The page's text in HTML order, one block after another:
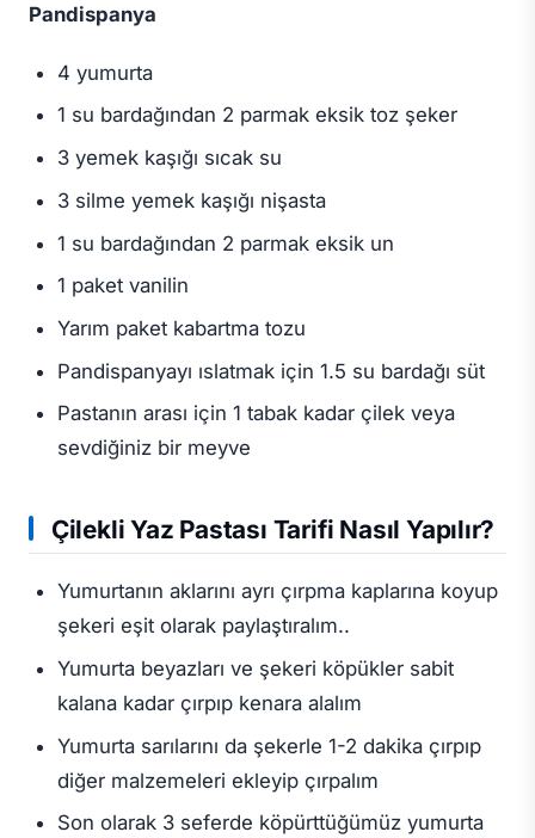
Pandispanya
4 yumurta
1 su bardağından 2 parmak eksik toz şeker
3 yemek kaşığı sıcak su
3 silme yemek kaşığı nişasta
1 su bardağından 2 parmak eksik un
1 paket vanilin
Yarım paket kabartma tozu
Pandispanyayı ıslatmak için 1.5 su bardağı süt
Pastanın arası için 1 tabak kadar çilek veya
sevdiğiniz bir meyve
Çilekli Yaz Pastası Tarifi Nasıl Yapılır?
Yumurtanın aklarını ayrı çırpma kaplarına koyup
şekeri eşit olarak paylaştıralım..
Yumurta beyazları ve şekeri köpükler sabit
kalana kadar çırpıp kenara alalım
Yumurta sarılarını da şekerle 1-2 dakika çırpıp
diğer malzemeleri ekleyip çırpalım
Son olarak 3 seferde köpürttüğümüz yumurta